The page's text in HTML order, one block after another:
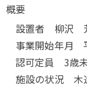
概要
設置者 柳沢
事業開始年月
認可定員 3歳
施設の状況 木